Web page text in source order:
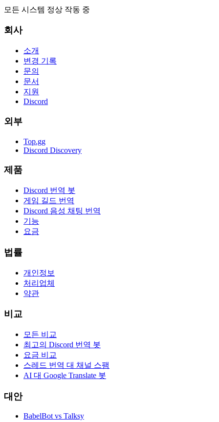
모든 시스템 정상 작동 중
회사
소개
변경 기록
문의
문서
지원
Discord
외부
Top.gg
Discord Discovery
제품
Discord 번역 봇
게임 길드 번역
Discord 음성 채팅 번역
기능
요금
법률
개인정보
처리업체
약관
비교
모든 비교
최고의 Discord 번역 봇
요금 비교
스레드 번역 대 채널 스팸
AI 대 Google Translate 봇
대안
BabelBot vs Talksy